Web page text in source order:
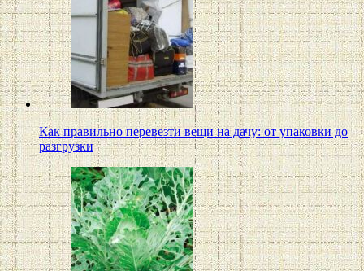
Как правильно перевезти вещи на дачу: от упаковки до
разгрузки